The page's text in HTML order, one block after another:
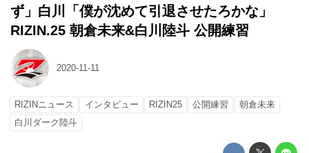
ず」白川「僕が沈めて引退させたろかな」
RIZIN.25 朝倉未来&白川陸斗 公開練習
2020-11-11
RIZINニュース インタビュー RIZIN25 公開練習
朝倉未来
白川ダーク陸斗